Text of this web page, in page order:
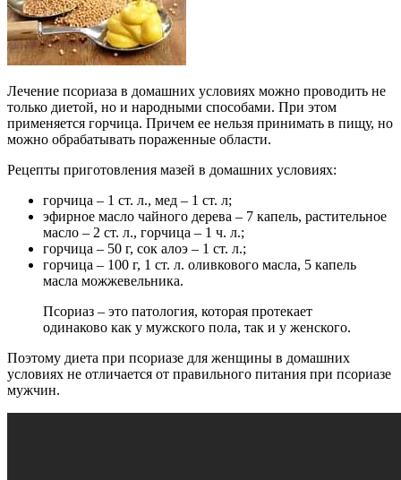
Лечение псориаза в домашних условиях можно проводить не
только диетой, но и народными способами. При этом
применяется горчица. Причем ее нельзя принимать в пищу, но
можно обрабатывать пораженные области.
Рецепты приготовления мазей в домашних условиях:
горчица – 1 ст. л., мед – 1 ст. л;
эфирное масло чайного дерева – 7 капель, растительное
масло – 2 ст. л., горчица – 1 ч. л.;
горчица – 50 г, сок алоэ – 1 ст. л.;
горчица – 100 г, 1 ст. л. оливкового масла, 5 капель
масла можжевельника.
Псориаз – это патология, которая протекает
одинаково как у мужского пола, так и у женского.
Поэтому диета при псориазе для женщины в домашних
условиях не отличается от правильного питания при псориазе
мужчин.